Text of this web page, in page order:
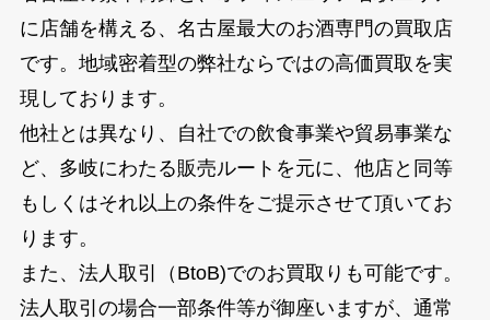
に店舗を構える、名古屋最大のお酒専門の買取店
です。地域密着型の弊社ならではの高価買取を実
現しております。
他社とは異なり、自社での飲食事業や貿易事業な
ど、多岐にわたる販売ルートを元に、他店と同等
もしくはそれ以上の条件をご提示させて頂いてお
ります。
また、法人取引（BtoB)でのお買取りも可能です。
法人取引の場合一部条件等が御座いますが、通常